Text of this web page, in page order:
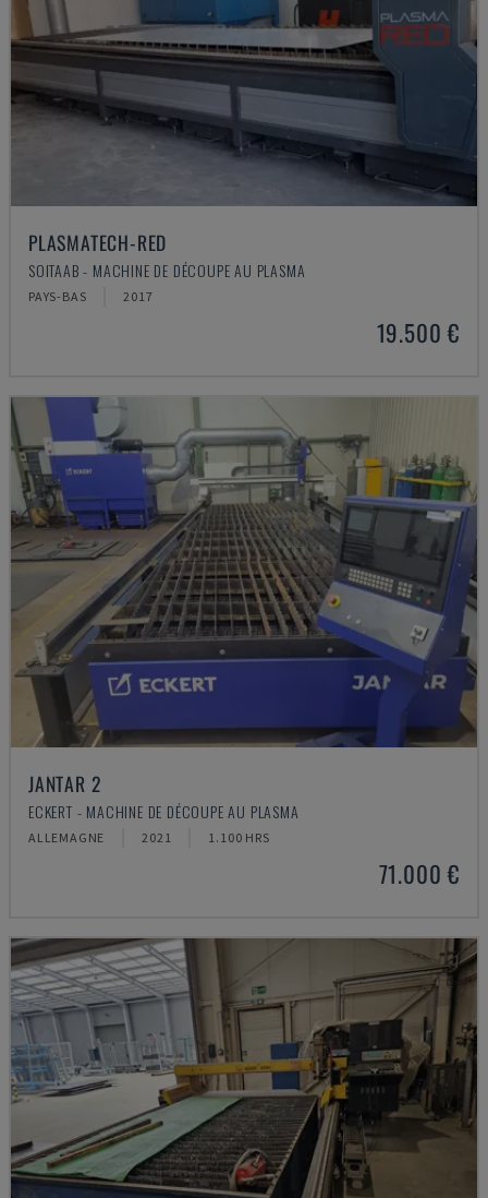
PLASMATECH-RED
SOITAAB - MACHINE DE DÉCOUPE AU PLASMA
PAYS-BAS 2017
19.500 €
JANTAR 2
ECKERT - MACHINE DE DÉCOUPE AU PLASMA
ALLEMAGNE 2021 1.100 HRS
71.000 €